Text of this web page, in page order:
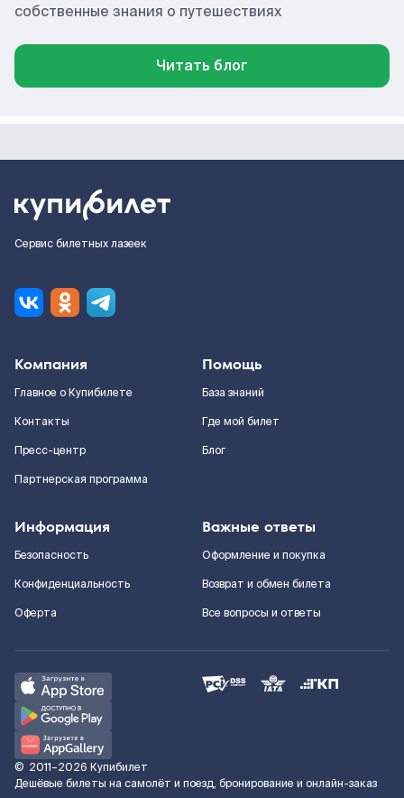
собственные знания о путешествиях
Читать блог
Сервис билетных лазеек
Компания
Главное о Купибилете
Контакты
Пресс-центр
Партнерская программа
Помощь
База знаний
Где мой билет
Блог
Информация
Безопасность
Конфиденциальность
Оферта
Важные ответы
Оформление и покупка
Возврат и обмен билета
Все вопросы и ответы
© 2011–2026 Купибилет
Дешёвые билеты на самолёт и поезд, бронирование и онлайн-заказ